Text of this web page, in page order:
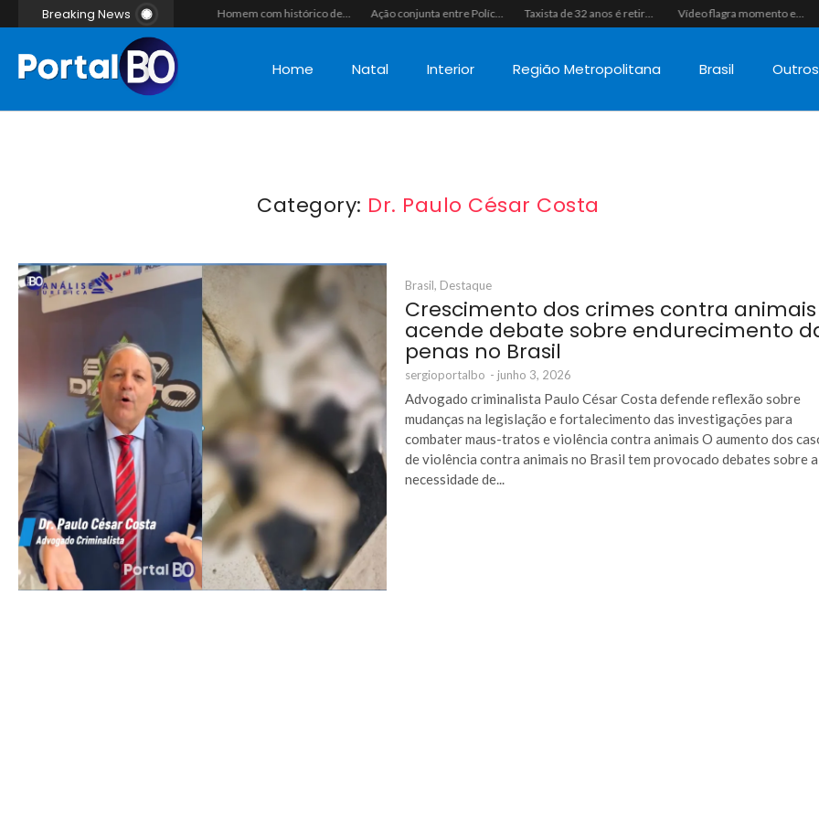
Breaking News Homem com histórico de crimes sexuais é preso preventivamente por importunação sexual em supermercado de Caicó Ação conjunta entre Polícias Civil e Militar resulta na apreensão de drogas, munições e colete tático em São Gonçalo do Amarante Taxista de 32 anos é retirado de casa à força e executado a tiros na calçada em Macaíba Vídeo flagra momento em que fugitivo de Alcaçuz pede carona na Lagoa do Bonfim antes de ser recapturado pela Polícia Penal
Home Natal Interior Região Metropolitana Brasil Outros
Category: Dr. Paulo César Costa
Brasil, Destaque
Crescimento dos crimes contra animais
acende debate sobre endurecimento
penas no Brasil
sergioportalbo - junho 3, 2026
Advogado criminalista Paulo César Costa defende reflexão sobre
mudanças na legislação e fortalecimento das investigações para
combater maus-tratos e violência contra animais O aumento dos
de violência contra animais no Brasil tem provocado debates sobre a
necessidade de...